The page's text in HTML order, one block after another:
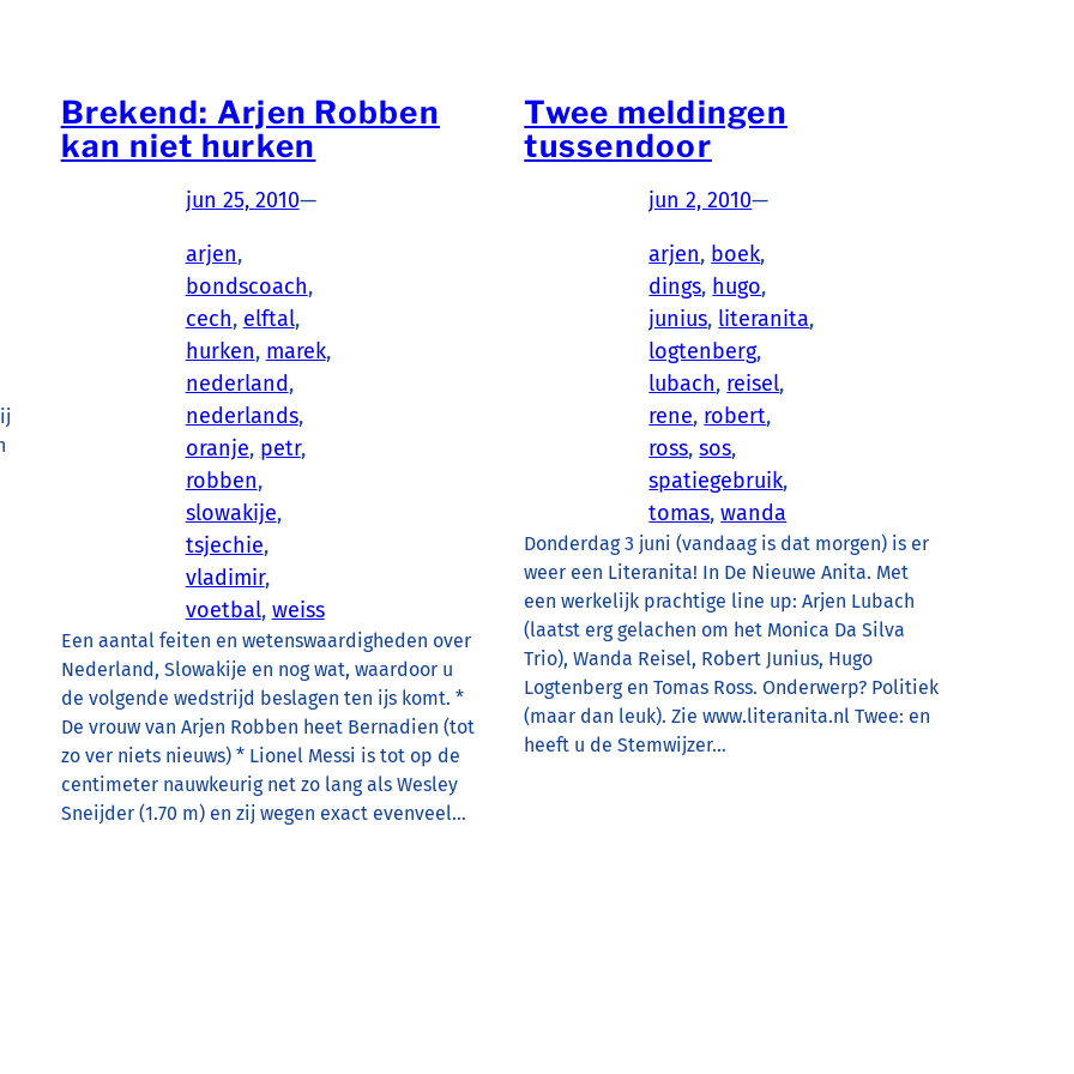
Brekend: Arjen Robben
kan niet hurken
jun 25, 2010—
arjen ,
bondscoach ,
cech, elftal,
hurken, marek,
nederland ,
nederlands,
oranje, petr,
robben ,
slowakije ,
tsjechie ,
vladimir,
voetbal, weiss
Een aantal feiten en wetenswaardigheden over
Nederland, Slowakije en nog wat, waardoor u
de volgende wedstrijd beslagen ten ijs komt. *
De vrouw van Arjen Robben heet Bernadien (tot
zo ver niets nieuws) * Lionel Messi is tot op de
centimeter nauwkeurig net zo lang als Wesley
Sneijder (1.70 m) en zij wegen exact evenveel…
Twee meldingen
tussendoor
jun 2, 2010—
arjen, boek
dings, hugo
junius, literanita
logtenberg
lubach, reisel
rene, robert
ross, sos
spatiegebruik
tomas, wanda
Donderdag 3 juni (vandaag is dat morgen) is er
weer een Literanita! In De Nieuwe Anita. Met
een werkelijk prachtige line up: Arjen Lubach
(laatst erg gelachen om het Monica Da Silva
Trio), Wanda Reisel, Robert Junius, Hugo
Logtenberg en Tomas Ross. Onderwerp? Politiek
(maar dan leuk). Zie www.literanita.nl Twee: en
heeft u de Stemwijzer…